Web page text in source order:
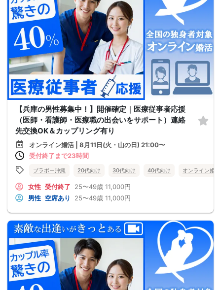
【兵庫の男性募集中！】開催確定｜医療従事者応援
（医師・看護師・医療職の出会いをサポート）連絡
先交換OK＆カップリング有り
オンライン婚活 | 8月11日(火・山の日) 21:00〜
受付終了まで23時間
ブラボー沖縄 20代向け 30代向け 40代向け オンライン婚活
女性 受付終了 25〜49歳 11,000円
男性 空席あり 25〜49歳 11,000円